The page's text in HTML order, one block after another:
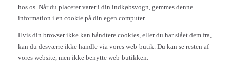
hos os. Når du placerer varer i din indkøbsvogn, gemmes denne
information i en cookie på din egen computer.
Hvis din browser ikke kan håndtere cookies, eller du har slået dem fra,
kan du desværre ikke handle via vores web-butik. Du kan se resten af
vores website, men ikke benytte web-butikken.